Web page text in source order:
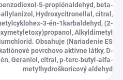
5-propiónaldehyd, beta-
allylanizol, Hydroxycitronellal, citral,
3-én-1karbaldehyd, (2-
Alkyldimetyl
Obsahuje (Nariadenie ES
povrchovo aktívne látky, D-
Geraniol, citral, p-terc-butyl-alfa-
metylhydroškoricový aldehyd